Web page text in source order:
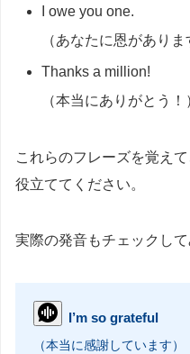
I owe you one.
（あなたに恩がありま
Thanks a million!
（本当にありがとう！
これらのフレーズを覚え
役立ててください。
実際の発音もチェックし
I’m so grateful
（本当に感謝しています）